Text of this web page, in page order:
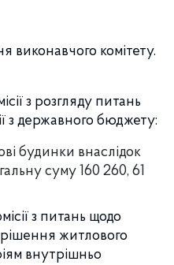
виконавчого комітету.
з розгляду питань
з державного бюджету:
будинки внаслідок
суму 160 260, 61
з питань щодо
житлового
внутрішньо